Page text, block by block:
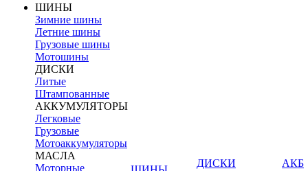
ШИНЫ
Зимние шины
Летние шины
Грузовые шины
Мотошины
ДИСКИ
Литые
Штампованные
АККУМУЛЯТОРЫ
Легковые
Грузовые
Мотоаккумуляторы
МАСЛА
Моторные
ДИСКИ
АКБ